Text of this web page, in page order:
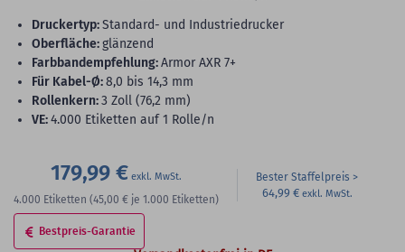
Druckertyp:Standard- und Industriedrucker
Oberfläche:glänzend
Farbbandempfehlung:Armor AXR 7+
für Kabel-Ø:8,0 bis 14,3 mm
Rollenkern:3 Zoll (76,2 mm)
VE:4.000 Etiketten auf 1 Rolle/n
179,99 €
4.000 Etiketten (45,00 € je 1.000 Etiketten)
Bester Staffelpreis
64,99 €
Bestpreis-Garantie